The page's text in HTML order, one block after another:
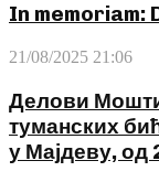
In memoriam:
21/08/2025 21:06
Делови
туманских
у Мајдеву, од